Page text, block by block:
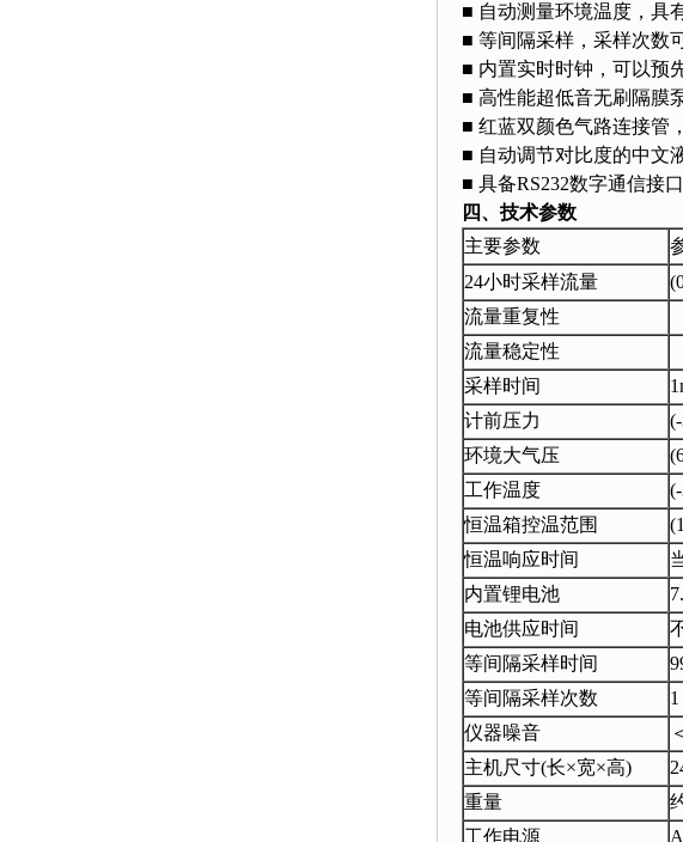
■ 自动测量环境温度，具
■ 等间隔采样，采样次数
■ 内置实时时钟，可以预
■ 高性能超低音无刷隔膜
■ 红蓝双颜色气路连接管
■ 自动调节对比度的中文
■ 具备RS232数字通信接
四、技术参数
主要参数
24小时采样流量
流量重复性
流量稳定性
采样时间
计前压力
环境大气压
工作温度
恒温箱控温范围
恒温响应时间
内置锂电池
电池供应时间
等间隔采样时间
等间隔采样次数
仪器噪音
主机尺寸(长×宽×高)
重量
工作电源